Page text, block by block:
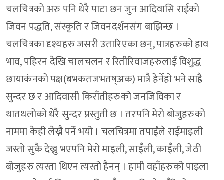
चलचित्रको अरु पनि धेरै पाटा छन जुन आदिवासि राईको
जिवन पद्धति, संस्कृति र जिवनदर्शनसंग बाझिन्छ ।
चलचित्रका दृश्यहरु जसरी उतारिएका छन्, पात्रहरुको हाव
भाव, पहिरन देखि चालचलन र रितीरिवाजहरुलाई विशुद्ध
छायाकंनको पक्ष(बभकतजभतष्अक) मात्रै हेर्नेहो भने साह्रै
सुन्दर छ र आदिवासी किराँतीहरुको जनजिविका र
थातथलोको धेरै सुन्दर प्रस्तुती छ । तरपनि मेरो बोजुहरुको
नाममा केही लेख्नै पर्ने भयो । चलचित्रमा तपाईंले राईमाइली
जस्तो सुकै देख्नु भएपनि मेरो माइली, साइँली, काइँली, जेठी
बोजुहरु त्यस्ता थिएन त्यस्तो हैनन् । हामी वहाँहरुको पाइला